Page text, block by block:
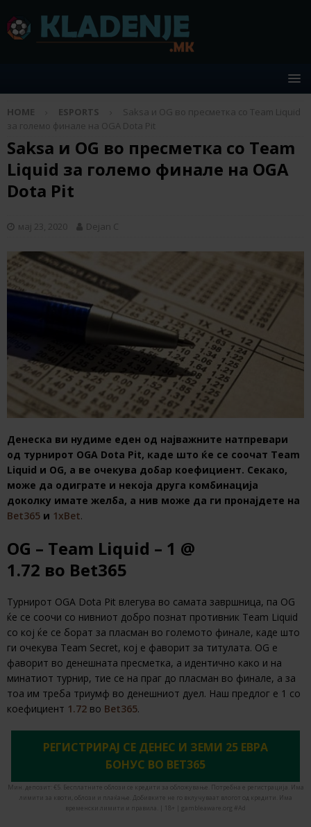
HOME ESPORTS
Saksa и OG во пресметка со Team Liquid
за големо финале на OGA Dota Pit
Saksa и OG во пресметка со Team
Liquid за големо финале на OGA
Dota Pit
мај 23, 2020 Dejan C
Денеска ви нудиме еден од најважните натпревари
од турнирот OGA Dota Pit, каде што ќе се соочат Team
Liquid и OG, а ве очекува добар коефициент. Секако,
може да одиграте и некоја друга комбинација
доколку имате желба, а нив може да ги пронајдете на
Bet365 и 1xBet.
OG – Team Liquid – 1 @
1.72 во Bet365
Турнирот OGA Dota Pit влегува во самата завршница, па OG
ќе се соочи со нивниот добро познат противник Team Liquid
со кој ќе се борат за пласман во големото финале, каде што
ги очекува Team Secret, кој е фаворит за титулата. OG е
фаворит во денешната пресметка, а идентично како и на
минатиот турнир, тие се на праг до пласман во финале, а за
тоа им треба триумф во денешниот дуел. Наш предлог е 1 со
коефициент 1.72 во Bet365.
РЕГИСТРИРАЈ СЕ ДЕНЕС И ЗЕМИ 25 ЕВРА
БОНУС ВО BET365
Мин. депозит: €5. Бесплатните облози се кредити за обложување. Потребна е регистрација. Има
лимити за квоти, облози и плаќање. Добивките не го вклучуваат влогот од кредити. Има
временски лимити и правила. | 18+ | gambleaware.org #Ad